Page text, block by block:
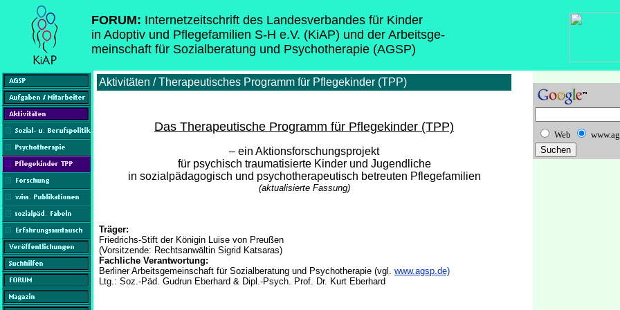
FORUM: Internetzeitschrift des Landesverbandes für Kinder
in Adoptiv und Pflegefamilien S-H e.V. (KiAP) und der Arbeitsge-
meinschaft für Sozialberatung und Psychotherapie (AGSP)
Aktivitäten / Therapeutisches Programm für Pflegekinder (TPP)
Das Therapeutische Programm für Pflegekinder (TPP)
– ein Aktionsforschungsprojekt
für psychisch traumatisierte Kinder und Jugendliche
in sozialpädagogisch und psychotherapeutisch betreuten Pflegefamilien
(aktualisierte Fassung)
Träger:
Friedrichs-Stift der Königin Luise von Preußen
(Vorsitzende: Rechtsanwältin Sigrid Katsaras)
Fachliche Verantwortung:
Berliner Arbeitsgemeinschaft für Sozialberatung und Psychotherapie (vgl. www.agsp.de)
Ltg.: Soz.-Päd. Gudrun Eberhard & Dipl.-Psych. Prof. Dr. Kurt Eberhard
Web